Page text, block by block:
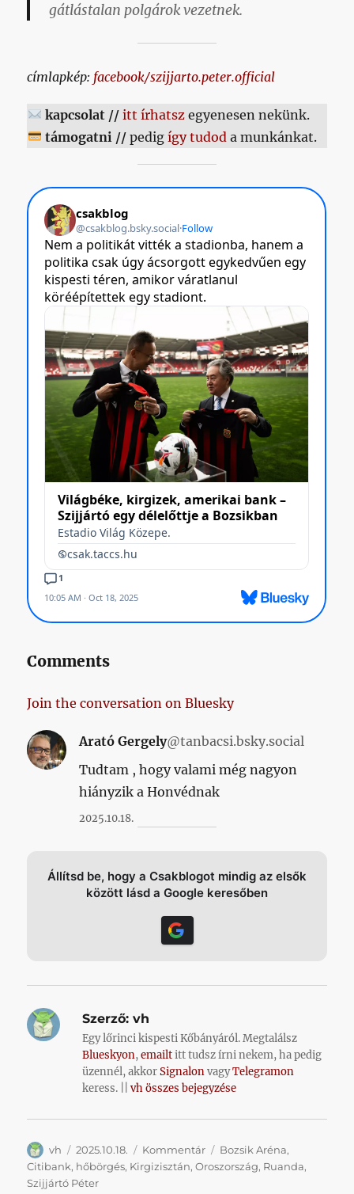
gátlástalan polgárok vezetnek.
címlapkép: facebook/szijjarto.peter.official
kapcsolat // itt írhatszegyenesen nekünk.
támogatni //pedig így tudod a munkánkat.
Comments
Join the conversation on Bluesky
Arató Gergely@tanbacsi.bsky.social
Tudtam , hogy valami még nagyon
hiányzik a Honvédnak
2025.10.18.
Állítsd be, hogy a Csakblogot mindig az elsők
között lásd a Google keresőben
Szerző: vh
Egy lőrinci kispesti Kőbányáról. Megtalálsz
Blueskyon,emailtitt tudsz írni nekem, ha pedig
üzennél, akkorSignalonvagyTelegramon
keress. ||vh összes bejegyzése
Szerző
vh Közzétéve
2025.10.18. Kategória
Kommentár Címke
Bozsik Aréna,
Citibank, hőbörgés, Kirgizisztán,Oroszország, Ruanda,
Szijjártó Péter